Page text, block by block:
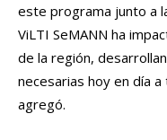
este programa junto a
ViLTI SeMANN ha
de la región,
necesarias hoy en día
agregó.